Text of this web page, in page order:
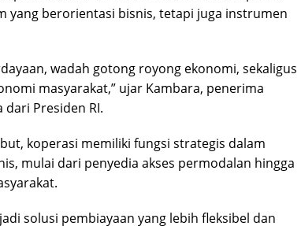
yang berorientasi bisnis, tetapi juga instrumen
wadah gotong royong ekonomi, sekaligus
masyarakat,” ujar Kambara, penerima
dari Presiden RI.
koperasi memiliki fungsi strategis dalam
mulai dari penyedia akses permodalan hingga
solusi pembiayaan yang lebih fleksibel dan